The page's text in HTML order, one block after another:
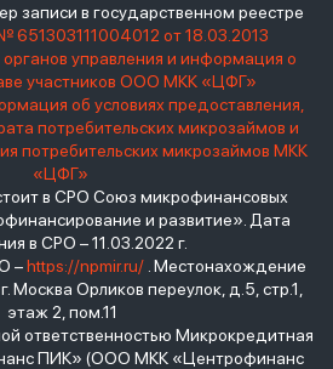
записи в государственном реестре
651303111004012 от 18.03.2013
управления и информация о
участников ООО МКК «ЦФГ»
об условиях предоставления,
потребительских микрозаймов и
потребительских микрозаймов МКК
«ЦФГ»
в СРО Союз микрофинансовых
и развитие». Дата
в СРО – 11.03.2022 г.
–https://npmir.ru/. Местонахождение
Орликов переулок, д.5, стр.1,
этаж 2, пом.11
ответственностью Микрокредитная
ПИК» (ООО МКК «Центрофинанс